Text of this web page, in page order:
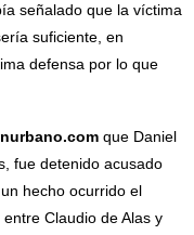
señalado que la víctima
suficiente, en
defensa por lo que
que Daniel
fue detenido acusado
hecho ocurrido el
Claudio de Alas y